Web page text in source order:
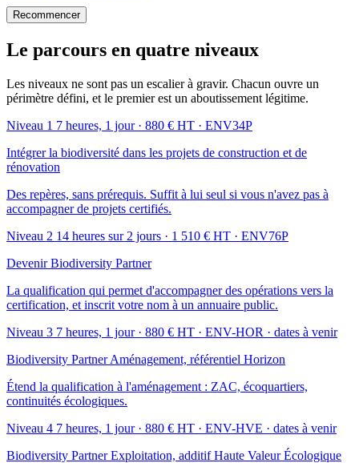
Recommencer
Le parcours en quatre niveaux
Les niveaux ne sont pas un escalier à gravir. Chacun ouvre un
périmètre défini, et le premier est un aboutissement légitime.
Niveau 1 7 heures, 1 jour · 880 € HT · ENV34P
Intégrer la biodiversité dans les projets de construction et de
rénovation
Des repères, sans prérequis. Suffit à lui seul si vous n'avez pas à
accompagner de projets certifiés.
Niveau 2 14 heures sur 2 jours · 1 510 € HT · ENV76P
Devenir Biodiversity Partner
La qualification qui permet d'accompagner des opérations vers la
certification, et inscrit votre nom à un annuaire public.
Niveau 3 7 heures, 1 jour · 880 € HT · ENV-HOR · dates à venir
Biodiversity Partner Aménagement, référentiel Horizon
Étend la qualification à l'aménagement : ZAC, écoquartiers,
continuités écologiques.
Niveau 4 7 heures, 1 jour · 880 € HT · ENV-HVE · dates à venir
Biodiversity Partner Exploitation, additif Haute Valeur Écologique